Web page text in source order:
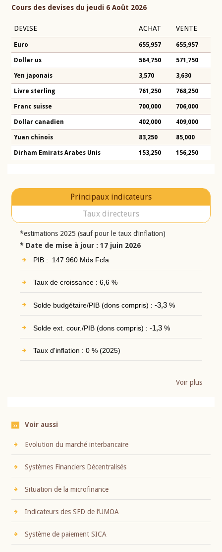
Cours des devises du jeudi 6 Août 2026
DEVISE ACHAT VENTE
Euro 655,957 655,957
Dollar us 564,750 571,750
Yen japonais 3,570 3,630
Livre sterling 761,250 768,250
Franc suisse 700,000 706,000
Dollar canadien 402,000 409,000
Yuan chinois 83,250 85,000
Dirham Emirats Arabes Unis 153,250 156,250
Principaux indicateurs
Taux directeurs
*estimations 2025 (sauf pour le taux d’inflation)
* Date de mise à jour : 17 juin 2026
PIB : 147 960 Mds Fcfa
Taux de croissance : 6,6 %
Solde budgétaire/PIB (dons compris) : -3,3%
Solde ext. cour./PIB (dons compris) : -1,3%
Taux d'inflation : 0 % (2025)
Voir plus
Voir aussi
Evolution du marché interbancaire
Systèmes Financiers Décentralisés
Situation de la microfinance
Indicateurs des SFD de l’UMOA
Système de paiement SICA